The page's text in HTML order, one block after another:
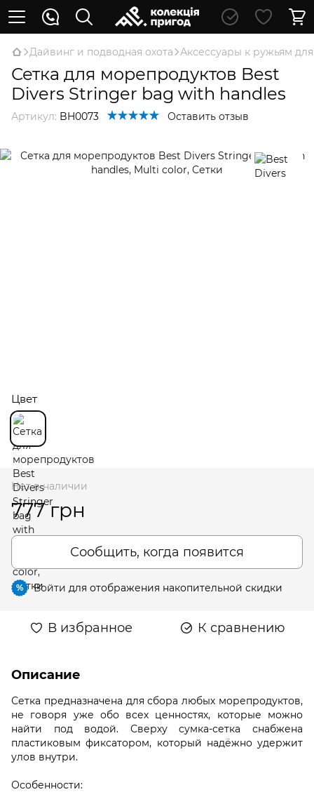
Дайвинг и подводная охота Аксессуары к ружьям
Сетка для морепродуктов Best
Divers Stringer bag with handles
Артикул: BH0073 Оставить отзыв
Цвет
Нет в наличии
777 грн
Сообщить, когда появится
% Войти для отображения накопительной скидки
В избранное К сравнению
Описание
Сетка предназначена для сбора любых морепродуктов,
не говоря уже обо всех ценностях, которые можно
найти под водой. Сверху сумка-сетка снабжена
пластиковым фиксатором, который надёжно удержит
улов внутри.
Особенности: